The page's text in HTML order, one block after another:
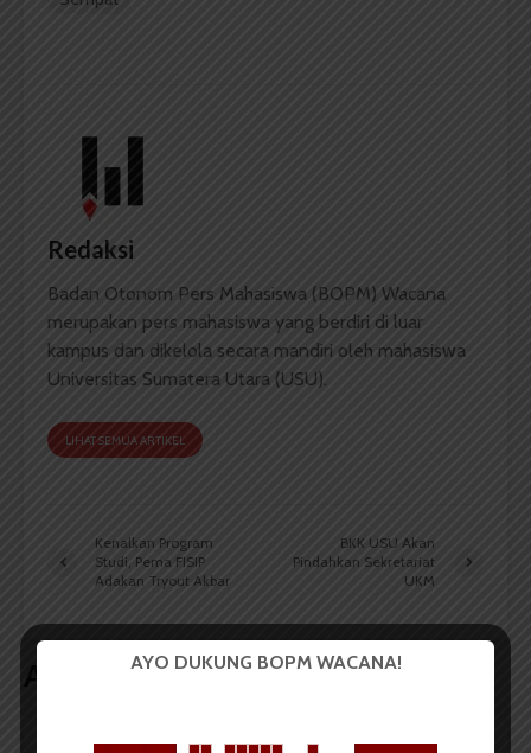
Redaksi
Badan Otonom Pers Mahasiswa (BOPM) Wacana
merupakan pers mahasiswa yang berdiri di luar
kampus dan dikelola secara mandiri oleh mahasiswa
Universitas Sumatera Utara (USU).
LIHAT SEMUA ARTIKEL
Kenalkan Program
Studi, Pema FISIP
Adakan Tryout Akbar
BKK USU Akan
Pindahkan Sekretariat
UKM
Artikel terkait lain
AYO DUKUNG BOPM WACANA!